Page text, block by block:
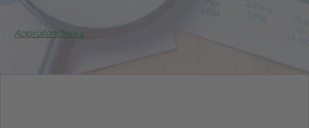
Approfondisci >